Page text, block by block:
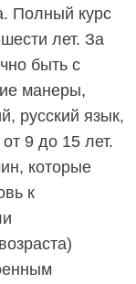
Полный курс
лет. За
быть с
манеры,
русский язык,
9 до 15 лет.
которые
к